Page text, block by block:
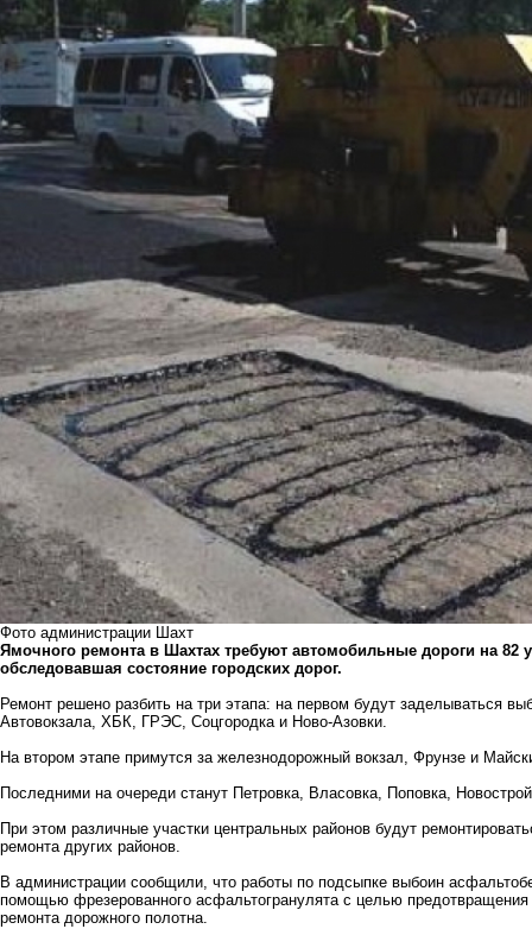
Фото администрации Шахт
Ямочного ремонта в Шахтах требуют автомобильные дороги на
обследовавшая состояние городских дорог.
Ремонт решено разбить на три этапа: на первом будут заделываться
Автовокзала, ХБК, ГРЭС, Соцгородка и Ново-Азовки.
На втором этапе примутся за железнодорожный вокзал, Фрунзе и
Последними на очереди станут Петровка, Власовка, Поповка,
При этом различные участки центральных районов будут
ремонта других районов.
В администрации сообщили, что работы по подсыпке выбоин
помощью фрезерованного асфальтогранулята с целью
ремонта дорожного полотна.